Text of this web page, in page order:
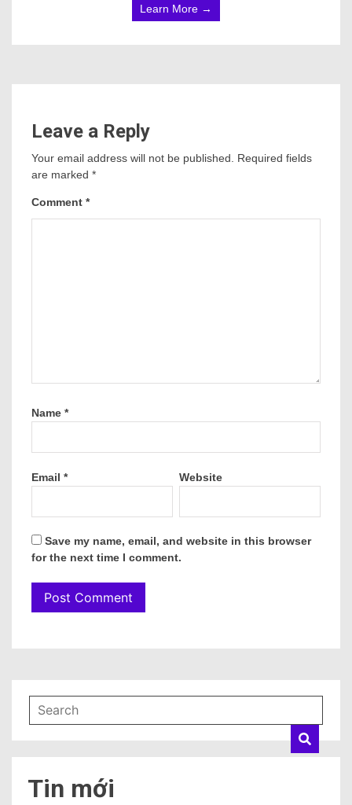
Learn More →
Leave a Reply
Your email address will not be published. Required fields
are marked *
Comment *
Name *
Email * Website
Save my name, email, and website in this browser
for the next time I comment.
Tin mới